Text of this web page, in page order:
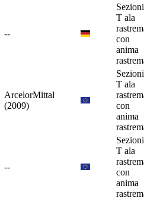
--
T ala
con
anima
ArcelorMittal
(2009)
T ala
con
anima
--
T ala
con
anima